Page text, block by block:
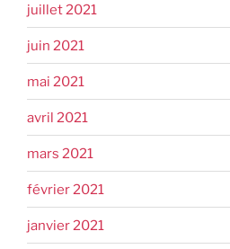
juillet 2021
juin 2021
mai 2021
avril 2021
mars 2021
février 2021
janvier 2021